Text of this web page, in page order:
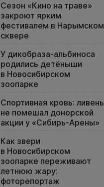
Сезон «Кино на траве»
закроют ярким
фестивалем в Нарымском
сквере
У дикобраза-альбиноса
родились детёныши
в Новосибирском
зоопарке
Спортивная кровь: ливень
не помешал донорской
акции у «Сибирь-Арены»
Как звери
в Новосибирском
зоопарке переживают
летнюю жару:
фоторепортаж